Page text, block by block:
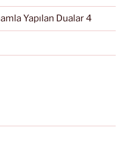
Yapılan Dualar 4